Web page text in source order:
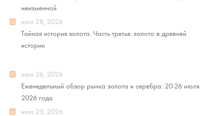
неизменной
июл 28, 2026
Тайная история золота. Часть третья: золото в древней
истории
июл 26, 2026
Еженедельный обзор рынка золота и серебра: 20-26 июля
2026 года
июл 25, 2026